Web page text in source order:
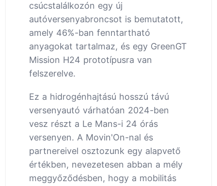
csúcstalálkozón egy új
autóversenyabroncsot is bemutatott,
amely 46%-ban fenntartható
anyagokat tartalmaz, és egy GreenGT
Mission H24 prototípusra van
felszerelve.
Ez a hidrogénhajtású hosszú távú
versenyautó várhatóan 2024-ben
vesz részt a Le Mans-i 24 órás
versenyen. A Movin'On-nal és
partnereivel osztozunk egy alapvető
értékben, nevezetesen abban a mély
meggyőződésben, hogy a mobilitás